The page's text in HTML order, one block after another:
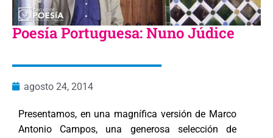
Poesía Portuguesa: Nuno Júdice
agosto 24, 2014
Presentamos, en una magnífica versión de Marco
Antonio Campos, una generosa selección de